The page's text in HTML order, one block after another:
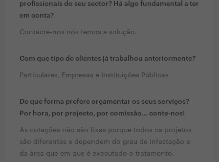
profissionais do seu sector? Há algo fundamental a ter
em conta?
Contacte-nos nós temos a solução.
Com que tipo de clientes já trabalhou anteriormente?
Particulares, Empresas e Instituições Públicas
De que forma prefere orçamentar os seus serviços?
Por hora, por projecto, por comissão… conte-nos!
As cotações não são fixas porque todos os projetos
são diferentes e dependem do grau de infestação e
da área que em que é executado o tratamento.